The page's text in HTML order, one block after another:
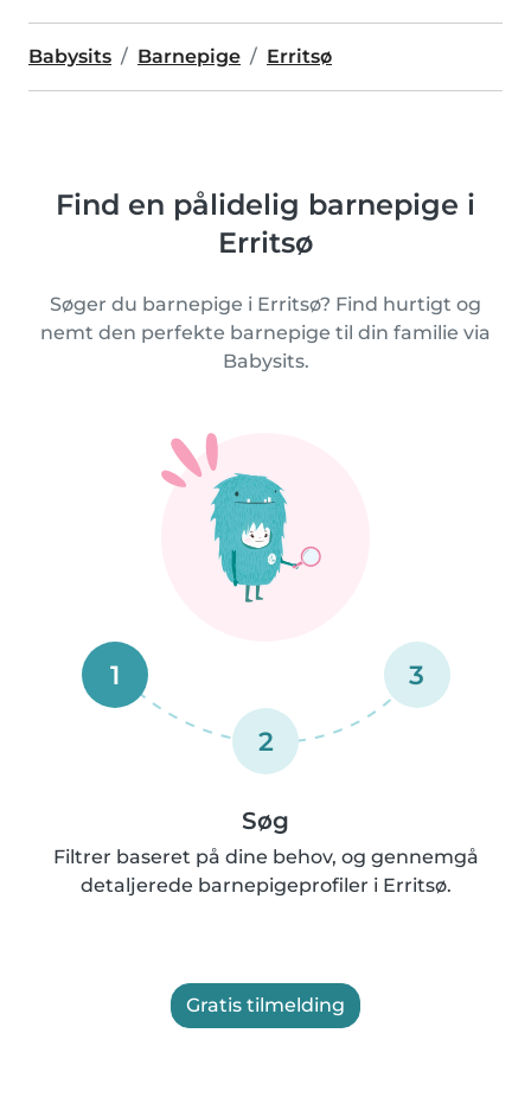
Babysits Barnepige Erritsø
Find en pålidelig barnepige i
Erritsø
Søger du barnepige i Erritsø? Find hurtigt og
nemt den perfekte barnepige til din familie via
Babysits.
1
2
3
Søg
Filtrer baseret på dine behov, og gennemgå
detaljerede barnepigeprofiler i Erritsø.
Gratis tilmelding